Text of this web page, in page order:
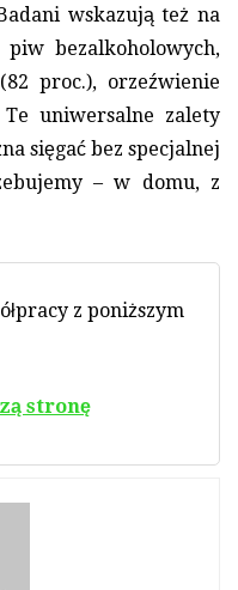
wskazują też na
bezalkoholowych,
proc.), orzeźwienie
uniwersalne zalety
sięgać bez specjalnej
– w domu, z
z poniższym
stronę